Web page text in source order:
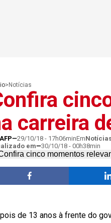
> Notícias
carreira
AFP 29/10/18 - 17h06minEm
em
30/10/18 - 00h38min
de 13 anos à frente do